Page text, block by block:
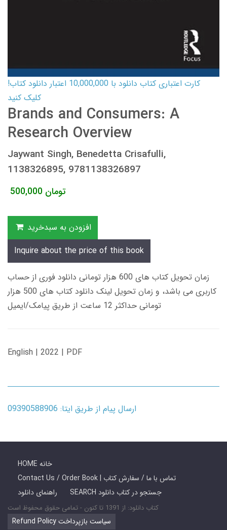
کارت اعتباری کتاب دانلود با 10,000,000 اعتبار دانلود کتاب!
کلیک کنید
Brands and Consumers: A
Research Overview
Jaywant Singh, Benedetta Crisafulli,
1138326895, 9781138326897
500,000 تومان
افزودن به سبدخرید
Inquire about the price of this book
زمان تحویل کتاب های 600 هزار تومانی دانلود فوری از حساب
کاربری می باشد، و زمان تحویل لینک دانلود کتاب های 500 هزار
تومانی حداکثر 12 ساعت از طریق پیامک/ایمیل
English | 2022 | PDF
ارسال پیام از طریق ایتا: 09390588906
HOME خانه
Contact Us / Order Book | تماس با ما / سفارش کتاب
راهنمای دانلود
SEARCH جستجو در کتاب دانلود
کتاب دانلود: از 1391 تا کنون - تمامی حقوق محفوظ است
Refund Policy سیاست بازپرداخت